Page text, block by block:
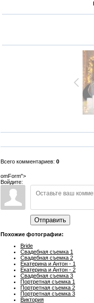
Всего комментариев: 0
omForm">
Войдите:
Отправить
Похожие фотографии:
Bride
Свадебная съемка 1
Свадебная съемка 2
Екатерина и Антон - 1
Екатерина и Антон - 2
Свадебная съемка 3
Портретная съемка 1
Портретная съемка 2
Портретная съемка 3
Виктория